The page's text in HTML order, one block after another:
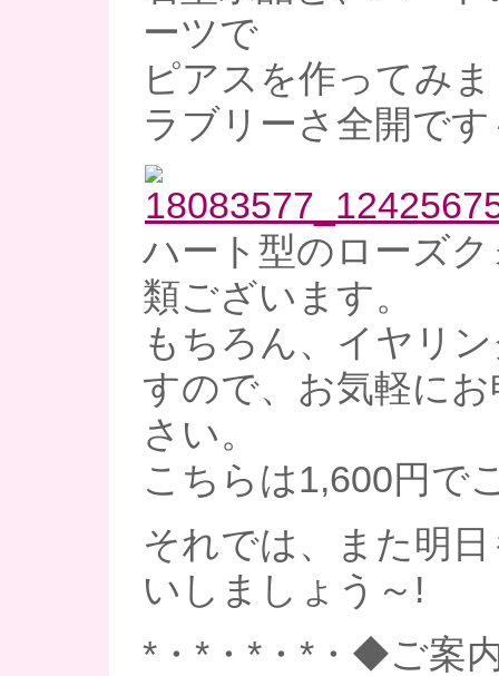
ーツで
ピアスを作ってみ
ラブリーさ全開です
ハート型のローズ
類ございます。
もちろん、イヤリ
すので、お気軽に
さい。
こちらは1,600円で
それでは、また明
いしましょう～!
*・*・*・*・◆ご案